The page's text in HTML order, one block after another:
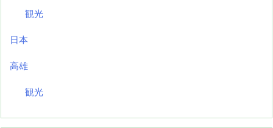
観光
日本
高雄
観光